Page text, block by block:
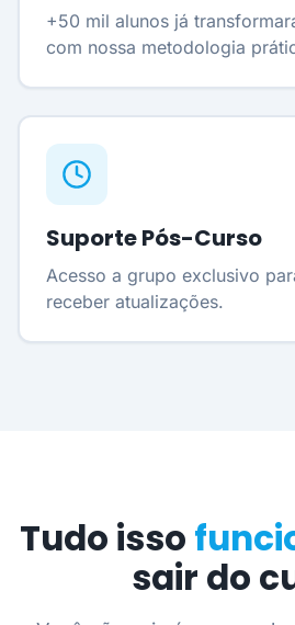
+50 mil alunos já
com nossa metodologia
Suporte Pós-Curso
Acesso a grupo exclusivo
receber atualizações.
Tudo isso
sair do